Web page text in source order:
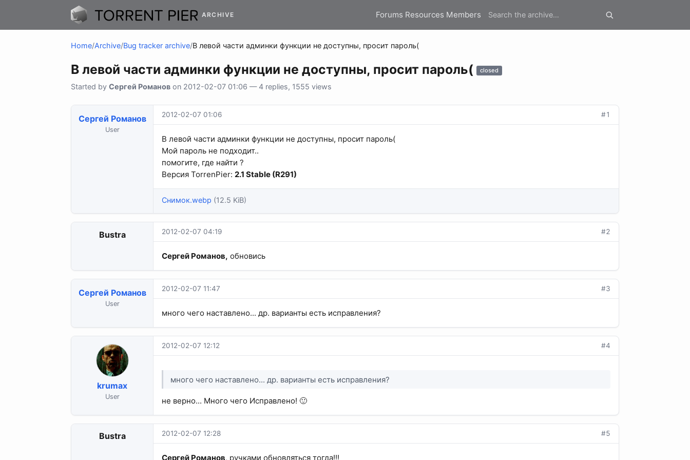
ARCHIVE Forums Resources Members
Home/Archive/Bug tracker archive/В левой части админки функции не доступны, просит пароль(
В левой части админки функции не доступны, просит пароль( closed
Started by Сергей Романов on 2012-02-07 01:06 — 4 replies, 1555 views
Сергей Романов
User
2012-02-07 01:06 #1
В левой части админки функции не доступны, просит пароль(
Мой пароль не подходит..
помогите, где найти ?
Версия TorrenPier: 2.1 Stable (R291)
Снимок.webp (12.5 KiB)
Bustra 2012-02-07 04:19 #2
Сергей Романов, обновись
Сергей Романов
User
2012-02-07 11:47 #3
много чего наставлено... др. варианты есть исправления?
krumax
User
2012-02-07 12:12 #4
много чего наставлено... др. варианты есть исправления?
не верно... Много чего Исправлено! 🙂
Bustra 2012-02-07 12:28 #5
Сергей Романов, ручками обновляться тогда!!!